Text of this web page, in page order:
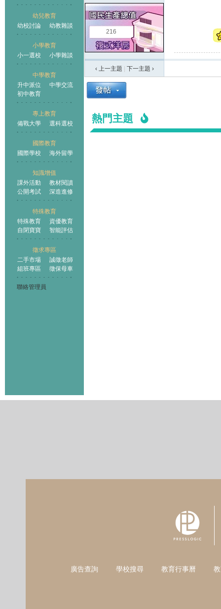
幼兒教育
幼校討論
幼教雜談
小學教育
小一選校
小學雜談
中學教育
升中派位
中學交流
初中教育
專上教育
備戰大學
選科選校
國際教育
國際學校
海外留學
知識增值
課外活動
教材閱讀
公開考試
深造進修
特殊教育
特殊教育
資優教育
自閉寶寶
智能評估
徵求專區
二手市場
誠徵老師
組班專區
徵保母車
聯絡管理員
王國 216
‹ 上一主題 下一主題 ›
熱門主題
廣告查詢 學校搜尋 教育行事曆